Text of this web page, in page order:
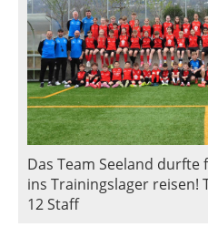
Das Team Seeland durfte
ins Trainingslager reisen!
12 Staff